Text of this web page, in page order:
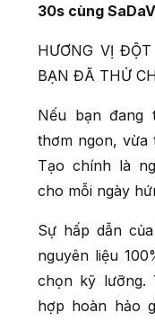
30s cùng
HƯƠNG VỊ
BẠN ĐÃ THỬ
Nếu bạn đang
thơm ngon, vừa
Tạo chính là
cho mỗi ngày
Sự hấp dẫn
nguyên liệu
chọn kỹ lưỡng.
hợp hoàn hảo